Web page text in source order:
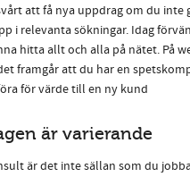
att få nya uppdrag om du inte
i relevanta sökningar. Idag
hitta allt och alla på nätet. På
framgår att du har en
för värde till en ny kund
är varierande
är det inte sällan som du